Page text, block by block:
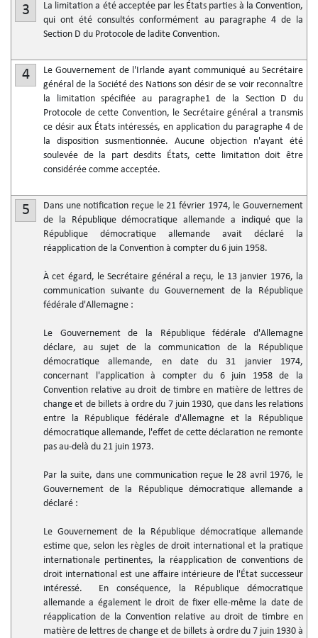
3
La limitation a été acceptée par les États parties à la Convention,
qui ont été consultés conformément au paragraphe 4 de la
Section D du Protocole de ladite Convention.
4
Le Gouvernement de l'Irlande ayant communiqué au Secrétaire
général de la Société des Nations son désir de se voir reconnaître
la limitation spécifiée au paragraphe1 de la Section D du
Protocole de cette Convention, le Secrétaire général a transmis
ce désir aux États intéressés, en application du paragraphe 4 de
la disposition susmentionnée. Aucune objection n'ayant été
soulevée de la part desdits États, cette limitation doit être
considérée comme acceptée.
5
Dans une notification reçue le 21 février 1974, le Gouvernement
de la République démocratique allemande a indiqué que la
République démocratique allemande avait déclaré la
réapplication de la Convention à compter du 6 juin 1958.
À cet égard, le Secrétaire général a reçu, le 13 janvier 1976, la
communication suivante du Gouvernement de la République
fédérale d'Allemagne :
Le Gouvernement de la République fédérale d'Allemagne
déclare, au sujet de la communication de la République
démocratique allemande, en date du 31 janvier 1974,
concernant l'application à compter du 6 juin 1958 de la
Convention relative au droit de timbre en matière de lettres de
change et de billets à ordre du 7 juin 1930, que dans les relations
entre la République fédérale d'Allemagne et la République
démocratique allemande, l'effet de cette déclaration ne remonte
pas au-delà du 21 juin 1973.
Par la suite, dans une communication reçue le 28 avril 1976, le
Gouvernement de la République démocratique allemande a
déclaré :
Le Gouvernement de la République démocratique allemande
estime que, selon les règles de droit international et la pratique
internationale pertinentes, la réapplication de conventions de
droit international est une affaire intérieure de l'État successeur
intéressé. En conséquence, la République démocratique
allemande a également le droit de fixer elle-même la date de
réapplication de la Convention relative au droit de timbre en
matière de lettres de change et de billets à ordre du 7 juin 1930 à